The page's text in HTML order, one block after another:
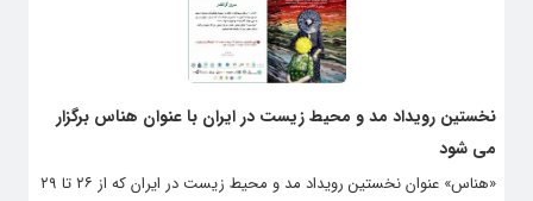
نخستین رویداد مد و محیط زیست در ایران با عنوان هناس برگزار
می شود
«هناس» عنوان نخستین رویداد مد و محیط زیست در ایران که از ۲۶ تا ۲۹